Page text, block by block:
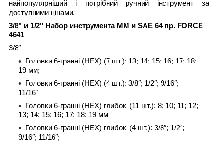
найпопулярніший і потрібний ручний інструмент за
доступними цінами.
3/8" и 1/2" Набор инструмента ММ и SAE 64 пр. FORCE
4641
3/8″
Головки 6-гранні (HEX) (7 шт.): 13; 14; 15; 16; 17; 18;
19 мм;
Головки 6-гранні (HEX) (4 шт.): 3/8″; 1/2″; 9/16″;
11/16″
Головки 6-гранні (HEX) глибокі (11 шт.): 8; 10; 11; 12;
13; 14; 15; 16; 17; 18; 19 мм;
Головки 6-гранні (HEX) глибокі (4 шт.): 3/8″; 1/2″;
9/16″; 11/16″;